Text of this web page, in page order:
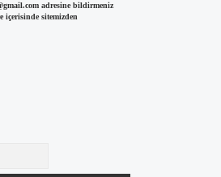
adresine bildirmeniz
sitemizden